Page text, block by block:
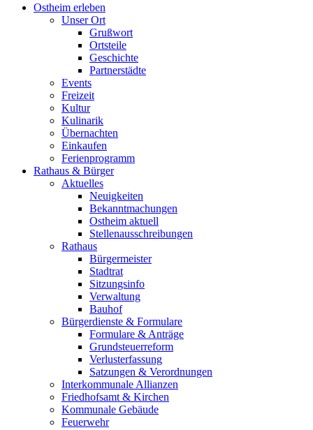
Ostheim erleben
Unser Ort
Grußwort
Ortsteile
Geschichte
Partnerstädte
Events
Freizeit
Kultur
Kulinarik
Übernachten
Einkaufen
Ferienprogramm
Rathaus & Bürger
Aktuelles
Neuigkeiten
Bekanntmachungen
Ostheim aktuell
Stellenausschreibungen
Rathaus
Bürgermeister
Stadtrat
Sitzungsinfo
Verwaltung
Bauhof
Bürgerdienste & Formulare
Formulare & Anträge
Grundsteuerreform
Verlusterfassung
Satzungen & Verordnungen
Interkommunale Allianzen
Friedhofsamt & Kirchen
Kommunale Gebäude
Feuerwehr